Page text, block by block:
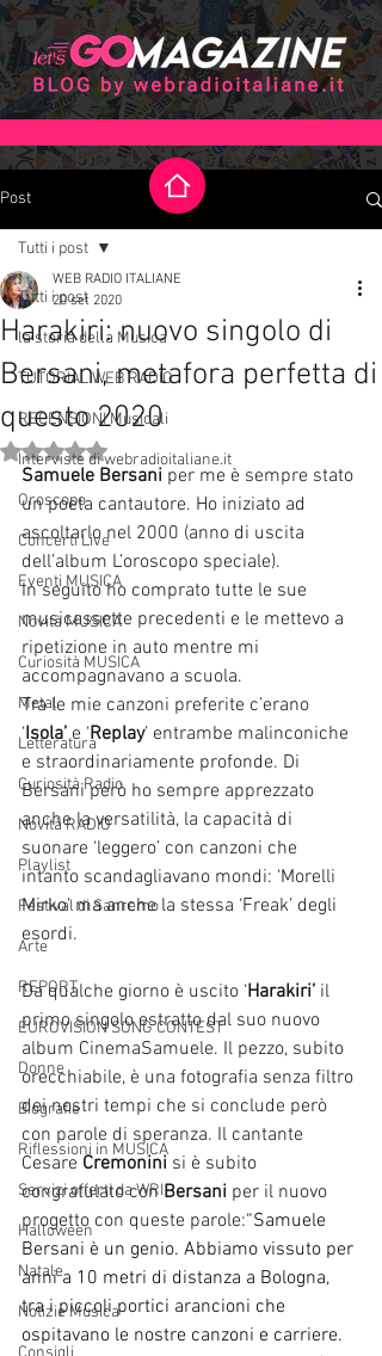
Post
Tutti i post
la storia della Musica
TUTORIAL WEB RADIO
RECENSIONI Musicali
Interviste di webradioitaliane.it
Oroscopo
Concerti Live
Eventi MUSICA
Novità MUSICA
Curiosità MUSICA
Metal
Letteratura
Curiosità Radio
Novità RADIO
Playlist
Festival di Sanremo
Arte
REPORT
EUROVISION SONG CONTEST
Donne
Biografie
Riflessioni in MUSICA
Servizi offerti da WRI
Halloween
Natale
Notizie Musica
Tutti i post
Harakiri: nuovo singolo di
Bersani, metafora perfetta di
questo 2020
WEB RADIO ITALIANE
20 set 2020
Valutazione NaN stelle su 5.
Samuele Bersani per me è sempre stato
un poeta cantautore. Ho iniziato ad
ascoltarlo nel 2000 (anno di uscita
dell’album L’oroscopo speciale).
In seguito ho comprato tutte le sue
musicassette precedenti e le mettevo a
ripetizione in auto mentre mi
accompagnavano a scuola.
Tra le mie canzoni preferite c’erano
‘Isola’ e ‘Replay’ entrambe malinconiche
e straordinariamente profonde. Di
Bersani però ho sempre apprezzato
anche la versatilità, la capacità di
suonare ‘leggero’ con canzoni che
intanto scandagliavano mondi: ‘Morelli
Mirko’ ma anche la stessa ‘Freak’ degli
esordi.
Da qualche giorno è uscito ‘Harakiri’ il
primo singolo estratto dal suo nuovo
album CinemaSamuele. Il pezzo, subito
orecchiabile, è una fotografia senza filtro
dei nostri tempi che si conclude però
con parole di speranza. Il cantante
Cesare Cremonini si è subito
congratulato con Bersani per il nuovo
progetto con queste parole:“Samuele
Bersani è un genio. Abbiamo vissuto per
anni a 10 metri di distanza a Bologna,
tra i piccoli portici arancioni che
ospitavano le nostre canzoni e carriere.